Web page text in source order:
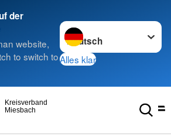
der
website,
to switch to
Sprache wechseln zu
Alles klar
Miesbach
Kreisverband